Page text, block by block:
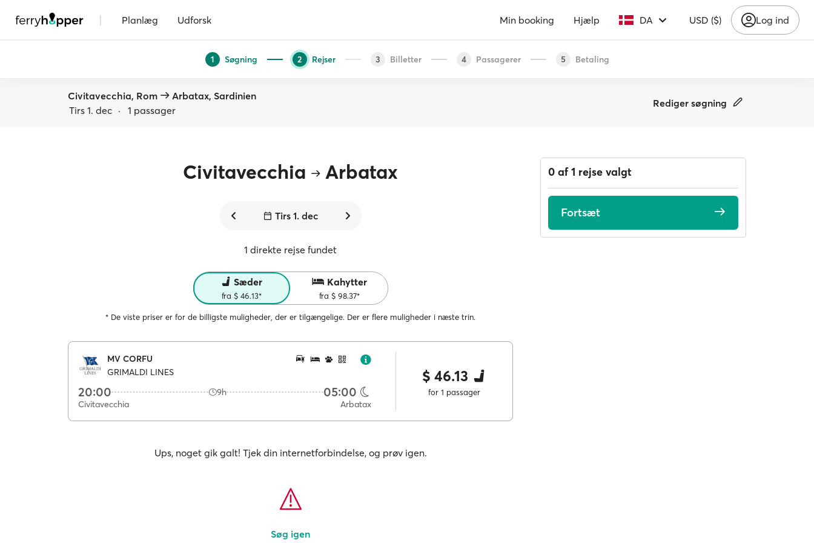
| Planlæg Udforsk Min booking Hjælp DA USD ($) Log ind
1 Søgning 2 Rejser 3 Billetter 4 Passagerer 5 Betaling
Civitavecchia, Rom
Arbatax, Sardinien
Tirs 1. dec · 1 passager
Rediger søgning
Civitavecchia Arbatax
Tirs 1. dec
1 direkte rejse fundet
Sæder
fra $ 46.13*
Kahytter
fra $ 98.37*
* De viste priser er for de billigste muligheder, der er tilgængelige. Der er flere muligheder i næste trin.
MV CORFU
GRIMALDI LINES
20:00 9h 05:00
Civitavecchia Arbatax
$ 46.13
for 1 passager
Ups, noget gik galt! Tjek din internetforbindelse, og prøv igen.
Søg igen
0 af 1 rejse valgt
Fortsæt